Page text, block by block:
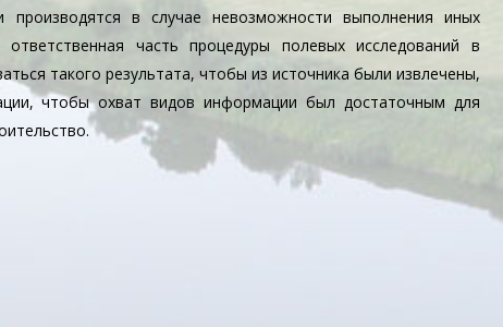
производятся в случае невозможности выполнения иных
часть процедуры полевых исследований в
такого результата, чтобы из источника были извлечены,
чтобы охват видов информации был достаточным для